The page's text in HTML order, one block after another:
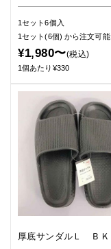
1セット6個入
1セット(6個) から注文可能
¥1,980〜(税込)
1個あたり¥330
厚底サンダルＬ ＢＫ